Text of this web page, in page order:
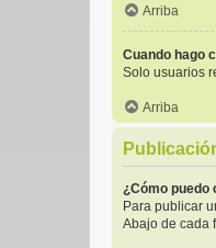
Arriba
Cuando hago
Solo usuarios
Arriba
¿Cómo puedo
Para publicar
Abajo de cada